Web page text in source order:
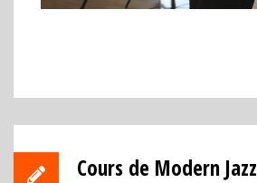
Cours de Modern Jazz